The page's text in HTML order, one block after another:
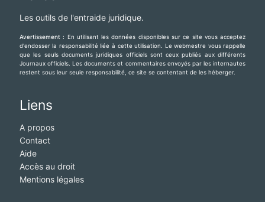
Les outils de l'entraide juridique.
Avertissement : En utilisant les données disponibles sur ce site vous acceptez
d'endosser la responsabilité liée à cette utilisation. Le webmestre vous rappelle
que les seuls documents juridiques officiels sont ceux publiés aux différents
Journaux officiels. Les documents et commentaires envoyés par les internautes
restent sous leur seule responsabilité, ce site se contentant de les héberger.
Liens
A propos
Contact
Aide
Accès au droit
Mentions légales